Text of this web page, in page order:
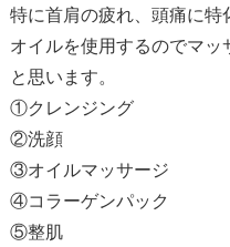
特に首肩の疲れ、頭痛に特
オイルを使用するのでマ
と思います。
①クレンジング
②洗顔
③オイルマッサージ
④コラーゲンパック
⑤整肌